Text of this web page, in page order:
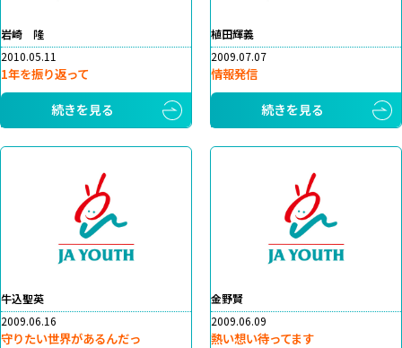
岩崎 隆
2010.05.11
1年を振り返って
続きを見る
植田輝義
2009.07.07
情報発信
続きを見る
牛込聖英
2009.06.16
守りたい世界があるんだっ
金野賢
2009.06.09
熱い想い待ってます